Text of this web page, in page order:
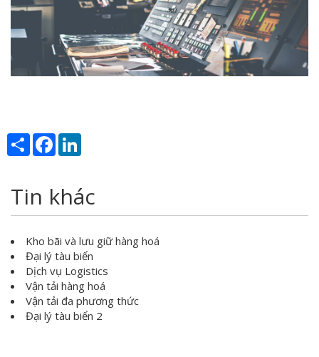
Share Facebook
Tin khác
Kho bãi và lưu giữ hàng hoá
Đại lý tàu biển
Dịch vụ Logistics
Vận tải hàng hoá
Vận tải đa phương thức
Đại lý tàu biển 2